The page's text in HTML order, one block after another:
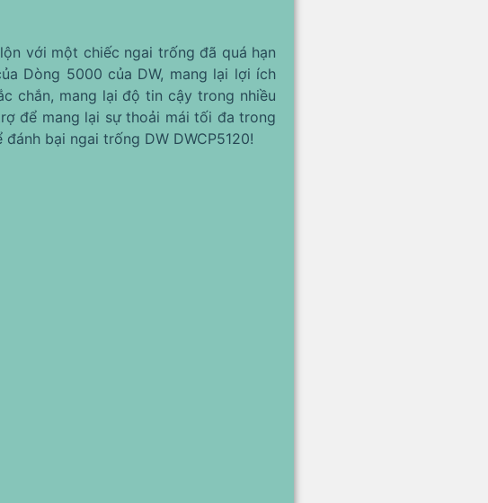
với một chiếc ngai trống đã quá hạn
Dòng 5000 của DW, mang lại lợi ích
chắn, mang lại độ tin cậy trong nhiều
để mang lại sự thoải mái tối đa trong
bại ngai trống DW DWCP5120!